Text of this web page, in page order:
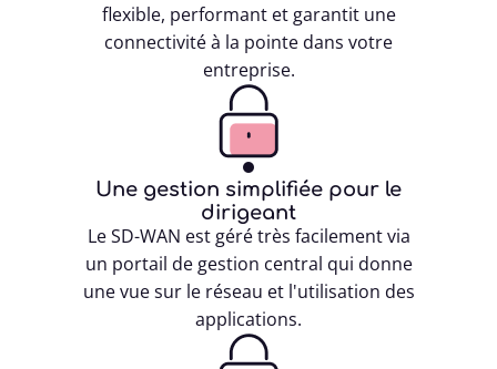
flexible, performant et garantit une
connectivité à la pointe dans votre
entreprise.

Une gestion simplifiée pour le
dirigeant
Le SD-WAN est géré très facilement via
un portail de gestion central qui donne
une vue sur le réseau et l'utilisation des
applications.